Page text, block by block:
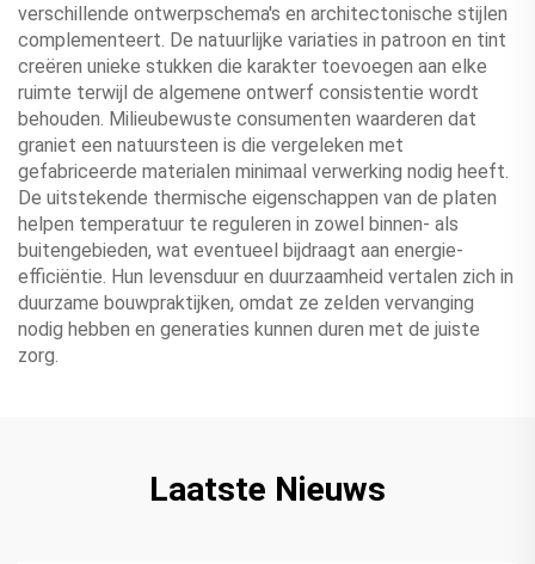
verschillende ontwerpschema's en architectonische stijlen
complementeert. De natuurlijke variaties in patroon en tint
creëren unieke stukken die karakter toevoegen aan elke
ruimte terwijl de algemene ontwerf consistentie wordt
behouden. Milieubewuste consumenten waarderen dat
graniet een natuursteen is die vergeleken met
gefabriceerde materialen minimaal verwerking nodig heeft.
De uitstekende thermische eigenschappen van de platen
helpen temperatuur te reguleren in zowel binnen- als
buitengebieden, wat eventueel bijdraagt aan energie-
efficiëntie. Hun levensduur en duurzaamheid vertalen zich in
duurzame bouwpraktijken, omdat ze zelden vervanging
nodig hebben en generaties kunnen duren met de juiste
zorg.
Laatste Nieuws